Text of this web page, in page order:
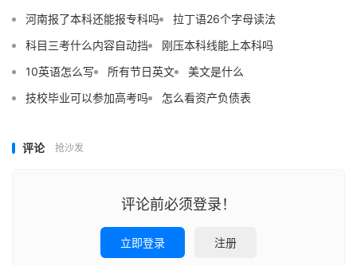
河南报了本科还能报专科吗
拉丁语26个字母读法
科目三考什么内容自动挡
刚压本科线能上本科吗
10英语怎么写
所有节日英文
美文是什么
技校毕业可以参加高考吗
怎么看资产负债表
评论 抢沙发
评论前必须登录！
立即登录 注册